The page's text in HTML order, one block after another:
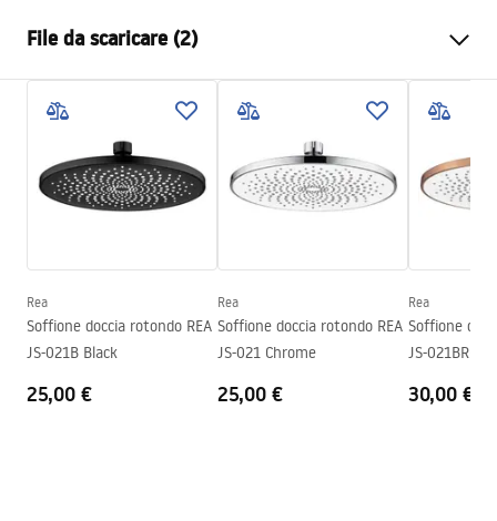
Materiale
Metodo di installazione
A vite
Larghezza
300
Altezza
2mm
Profondità
300mm
File da scaricare (2)
Pielęgnacja.pdf
Condizioni di garanzia
Rea
Soffione doccia rotondo REA
JS-021B Black
25,00 €
Rea
Soffione doccia rotondo REA
JS-021 Chrome
25,00 €
Rea
Soffione
JS-021BRG
30,00 €